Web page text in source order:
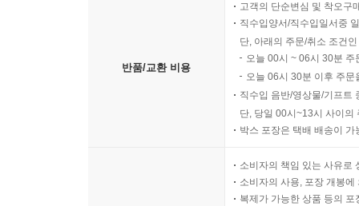
반품/교환 비용
고객의 단순변심 및 착오구
직수입양서/직수입일서중
단, 아래의 주문/취소 조건
오늘 00시 ~ 06시 30분
오늘 06시 30분 이후 주
직수입 음반/영상물/기프트
단, 당일 00시~13시 사이의
박스 포장은 택배 배송이
소비자의 책임 있는 사유로
소비자의 사용, 포장 개봉
복제가 가능한 상품 등의